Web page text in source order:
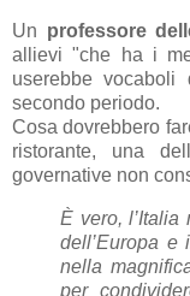
Un professore
allievi "che ha i
userebbe
secondo periodo.
Cosa dovrebbero
ristorante, una
governative non
È vero, l’Italia
dell’Europa e
nella
per